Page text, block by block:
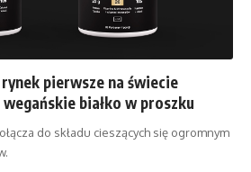
pierwsze na świecie
białko w proszku
do składu cieszących się ogromnym